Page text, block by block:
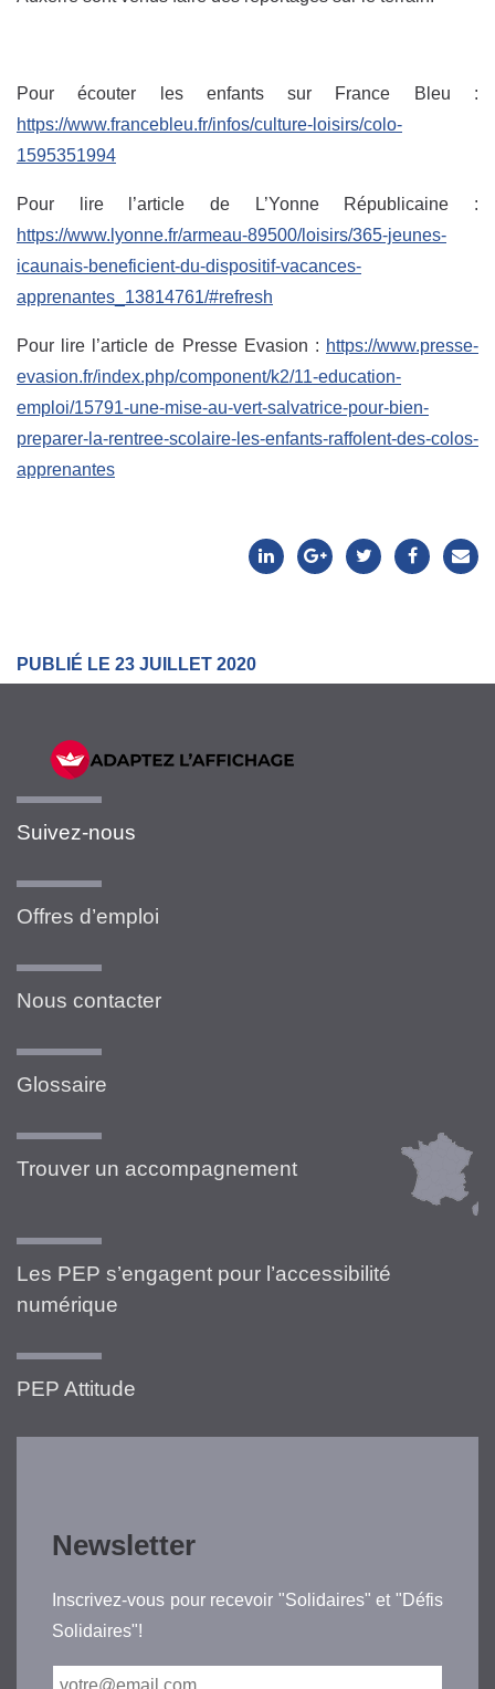
Pour écouter les enfants sur France Bleu :
https://www.francebleu.fr/infos/culture-loisirs/colo-
1595351994
Pour lire l’article de L’Yonne Républicaine :
https://www.lyonne.fr/armeau-89500/loisirs/365-jeunes-
icaunais-beneficient-du-dispositif-vacances-
apprenantes_13814761/#refresh
Pour lire l’article de Presse Evasion : https://www.presse-
evasion.fr/index.php/component/k2/11-education-
emploi/15791-une-mise-au-vert-salvatrice-pour-bien-
preparer-la-rentree-scolaire-les-enfants-raffolent-des-colos-
apprenantes
PUBLIÉ LE 23 JUILLET 2020
Suivez-nous
Offres d’emploi
Nous contacter
Glossaire
Trouver un accompagnement
Les PEP s’engagent pour l’accessibilité
numérique
PEP Attitude
Newsletter
Inscrivez-vous pour recevoir "Solidaires" et "Défis
Solidaires"!